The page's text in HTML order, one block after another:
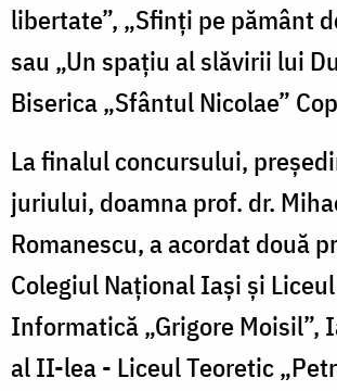
libertate”, „Sfinți pe pământ
sau „Un spațiu al slăvirii lui
Biserica „Sfântul Nicolae”
La finalul concursului,
juriului, doamna prof. dr.
Romanescu, a acordat două
Colegiul Național Iași și
Informatică „Grigore Moisil”,
al II-lea - Liceul Teoretic